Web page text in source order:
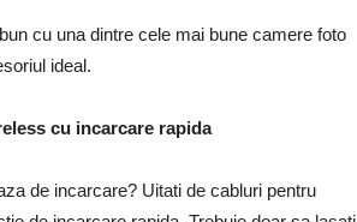
cu una dintre cele mai bune camere foto
ideal.
cu incarcare rapida
de incarcare? Uitati de cabluri pentru